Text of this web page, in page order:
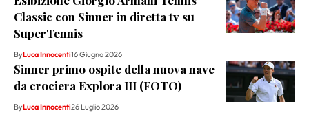
Classic con Sinner in diretta tv su
SuperTennis
ByLuca Innocenti16 Giugno 2026
Sinner primo ospite della nuova nave
da crociera Explora III (FOTO)
ByLuca Innocenti26 Luglio 2026